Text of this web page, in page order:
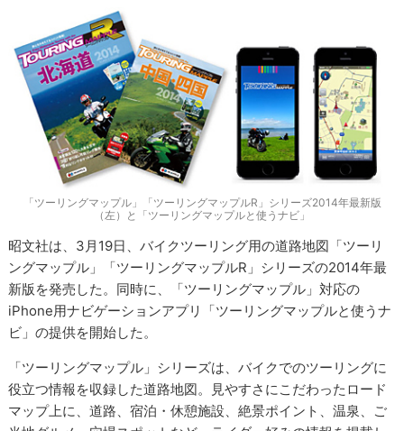
「ツーリングマップル」「ツーリングマップルR」シリーズ2014年最新版
（左）と「ツーリングマップルと使うナビ」
昭文社は、3月19日、バイクツーリング用の道路地図「ツーリ
ングマップル」「ツーリングマップルR」シリーズの2014年最
新版を発売した。同時に、「ツーリングマップル」対応の
iPhone用ナビゲーションアプリ「ツーリングマップルと使うナ
ビ」の提供を開始した。
「ツーリングマップル」シリーズは、バイクでのツーリングに
役立つ情報を収録した道路地図。見やすさにこだわったロード
マップ上に、道路、宿泊・休憩施設、絶景ポイント、温泉、ご